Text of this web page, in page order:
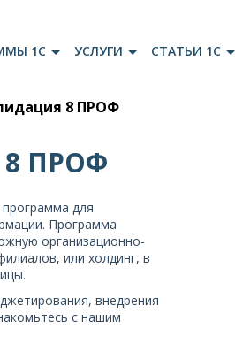
1С УСЛУГИ СТАТЬИ 1С
8 ПРОФ
8 ПРОФ
для
Программа
организационно-
или холдинг, в
внедрения
с нашим